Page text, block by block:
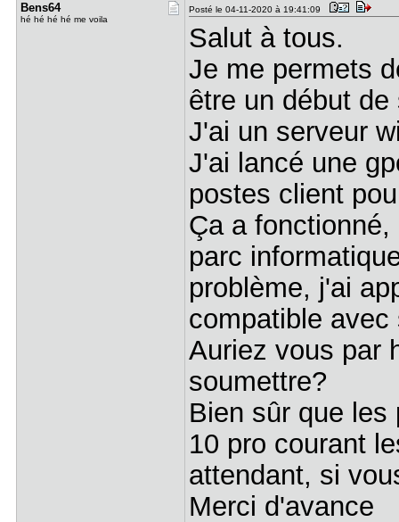
Bens64
hé hé hé hé me voila
Posté le 04-11-2020 à 19:41:09
Salut à tous.
Je me permets
être un début
J'ai un serveur
J'ai lancé une
postes client
Ça a
parc
problème, j'ai
compatible avec
Auriez vous par
soumettre?
Bien sûr que les
10 pro courant
attendant, si
Merci d'avance